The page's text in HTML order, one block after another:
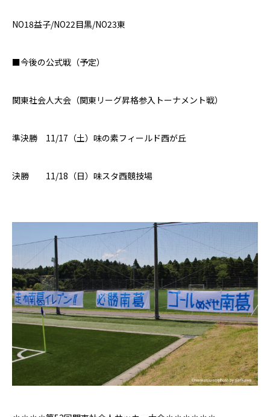
NO18益子/NO22目黒/NO23東
■今後の公式戦（予定）
関東社会人大会（関東リーグ昇格参入 トーナメント戦）
準決勝 11/17（土）味の素フィールド西が丘
決勝 11/18（日） 味スタ西競技場